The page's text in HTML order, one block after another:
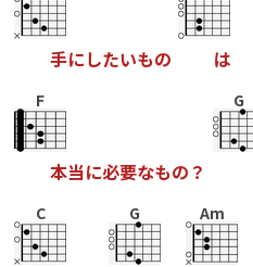
手にしたいもの は
F
本当に必要なもの ？
G
C G Am